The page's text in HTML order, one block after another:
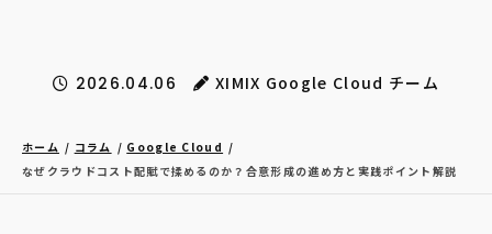
2026.04.06 XIMIX Google Cloud チーム
ホーム コラム
Google Cloud
なぜクラウドコスト配賦で揉めるのか？合意形成の進め方と実践ポイント解説